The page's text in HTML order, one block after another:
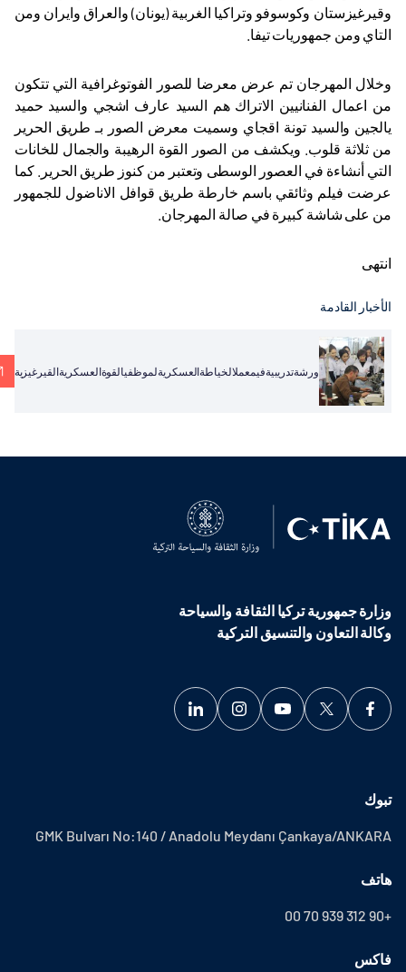
وقيرغيزستان وكوسوفو وتراكيا الغربية (يونان) والعراق وايران ومن
التاي ومن جمهوريات تيفا.
وخلال المهرجان تم عرض معرضا للصور الفوتوغرافية التي تتكون
من اعمال الفنانيين الاتراك هم السيد عارف اشجي والسيد حميد
يالجين والسيد تونة اقجاي وسميت معرض الصور بـ طريق الحرير
من ثلاثة قلوب. ويكشف من الصور القوة الرهيبة والجمال للخانات
التي أنشاءة في العصور الوسطى وتعتبر من كنوز طريق الحرير. كما
عرضت فيلم وثائقي باسم خارطة طريق قوافل الاناضول للجمهور
من على شاشة كبيرة في صالة المهرجان.
انتهى
الأخبار القادمة
ورشةتدريبيةفيمعملالخياطةالعسكريةلموظفيالقوةالعسكريةالقيرغيزية
وزارة جمهورية تركيا الثقافة والسياحة
وكالة التعاون والتنسيق التركية
تبوك
GMK Bulvarı No:140 / Anadolu Meydanı Çankaya/ANKARA
هاتف
+90 312 939 70 00
فاكس